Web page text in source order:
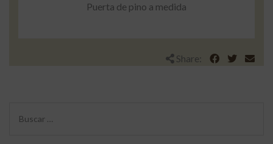
Puerta de pino a medida
Share: